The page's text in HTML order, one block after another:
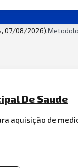
07/08/2026).
De Saude
aquisição de